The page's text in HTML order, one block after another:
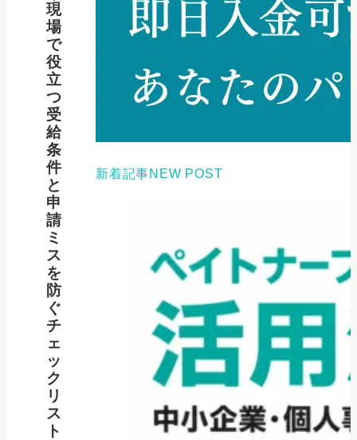
現
場
で
役
立
つ
受
給
条
件
と
申
請
ミ
ス
を
防
ぐ
チ
ェ
ッ
ク
リ
ス
ト
新着記事NEW POST